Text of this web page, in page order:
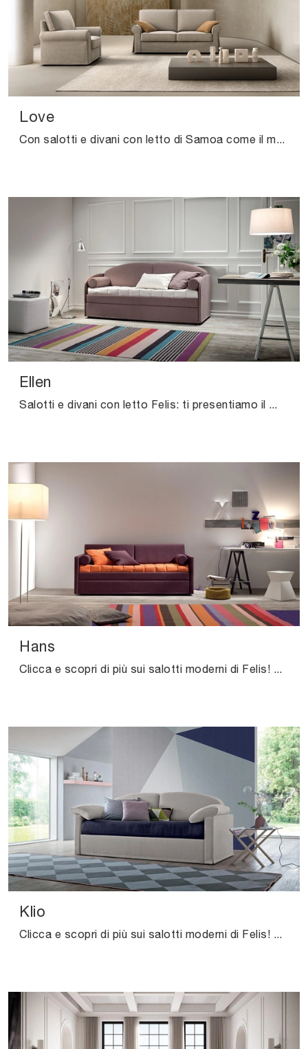
Love
Con salotti e divani con letto di Samoa come il modello Love in tessuto, potrai completare il tuo concept d'arredo.
Ellen
Salotti e divani con letto Felis: ti presentiamo il modello Ellen in tessuto per completare la zona giorno.
Hans
Clicca e scopri di più sui salotti moderni di Felis! Molteplici modelli di divani, come Hans, ti attendono.
Klio
Clicca e scopri di più sui salotti moderni di Felis! Molteplici modelli di divani, come Klio, ti attendono.